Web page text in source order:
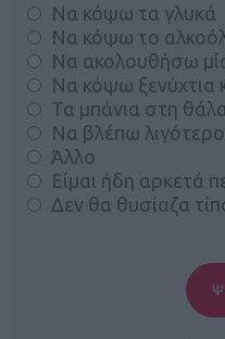
Να κόψω τα γλυκά
Να κόψω το
Να ακολουθήσω
Να κόψω ξενύχτια
Τα μπάνια στη
Να βλέπω
Άλλο
Είμαι ήδη αρκετά
Δεν θα θυσίαζα